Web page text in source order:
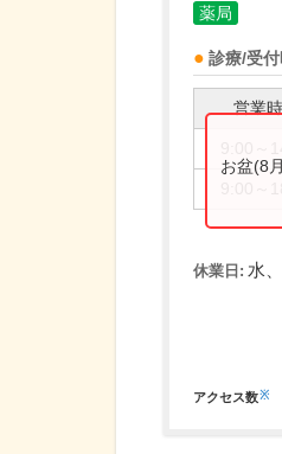
薬局
診療/受
営業
お盆(8
休業日: 水
アクセス数※